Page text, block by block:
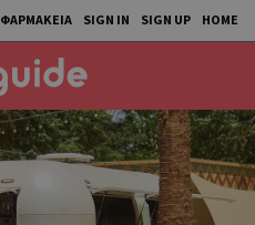
ΦΑΡΜΑΚΕΙΑ SIGN IN SIGN UP HOME